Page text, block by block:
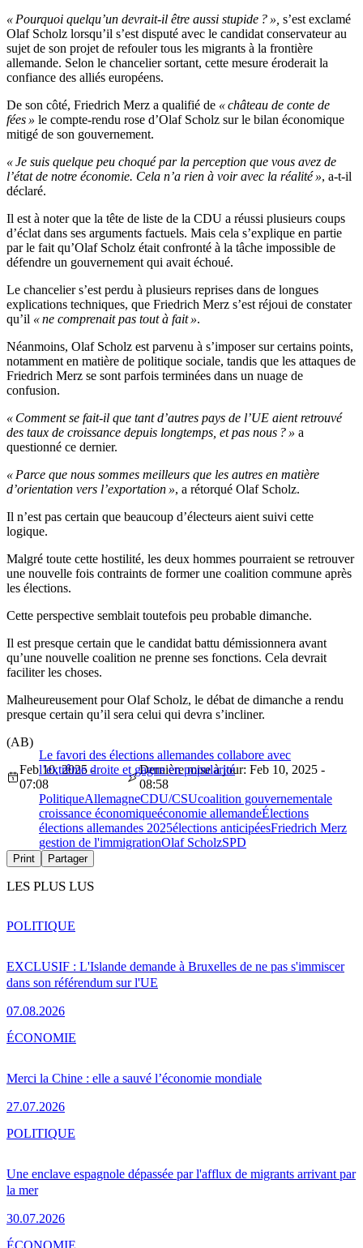
« Pourquoi quelqu’un devrait-il être aussi stupide ? », s’est exclamé
Olaf Scholz lorsqu’il s’est disputé avec le candidat conservateur au
sujet de son projet de refouler tous les migrants à la frontière
allemande. Selon le chancelier sortant, cette mesure éroderait la
confiance des alliés européens.
De son côté, Friedrich Merz a qualifié de « château de conte de
fées » le compte-rendu rose d’Olaf Scholz sur le bilan économique
mitigé de son gouvernement.
« Je suis quelque peu choqué par la perception que vous avez de
l’état de notre économie. Cela n’a rien à voir avec la réalité », a-t-il
déclaré.
Il est à noter que la tête de liste de la CDU a réussi plusieurs coups
d’éclat dans ses arguments factuels. Mais cela s’explique en partie
par le fait qu’Olaf Scholz était confronté à la tâche impossible de
défendre un gouvernement qui avait échoué.
Le chancelier s’est perdu à plusieurs reprises dans de longues
explications techniques, que Friedrich Merz s’est réjoui de constater
qu’il « ne comprenait pas tout à fait ».
Néanmoins, Olaf Scholz est parvenu à s’imposer sur certains points,
notamment en matière de politique sociale, tandis que les attaques de
Friedrich Merz se sont parfois terminées dans un nuage de
confusion.
« Comment se fait-il que tant d’autres pays de l’UE aient retrouvé
des taux de croissance depuis longtemps, et pas nous ? » a
questionné ce dernier.
« Parce que nous sommes meilleurs que les autres en matière
d’orientation vers l’exportation », a rétorqué Olaf Scholz.
Il n’est pas certain que beaucoup d’électeurs aient suivi cette
logique.
Malgré toute cette hostilité, les deux hommes pourraient se retrouver
une nouvelle fois contraints de former une coalition commune après
les élections.
Cette perspective semblait toutefois peu probable dimanche.
Il est presque certain que le candidat battu démissionnera avant
qu’une nouvelle coalition ne prenne ses fonctions. Cela devrait
faciliter les choses.
Malheureusement pour Olaf Scholz, le débat de dimanche a rendu
presque certain qu’il sera celui qui devra s’incliner.
Le favori des élections allemandes collabore avec
l’extrême droite et gagne en popularité
(AB)
Feb 10, 2025 -
07:08
Dernière mise à jour: Feb 10, 2025 -
08:58
PolitiqueAllemagneCDU/CSUcoalition gouvernementale
croissance économiqueéconomie allemandeÉlections
élections allemandes 2025élections anticipéesFriedrich Merz
gestion de l'immigrationOlaf ScholzSPD
Print Partager
LES PLUS LUS
EXCLUSIF : L'Islande demande à Bruxelles de ne pas s'immiscer
dans son référendum sur l'UE
07.08.2026
POLITIQUE
Merci la Chine : elle a sauvé l’économie mondiale
27.07.2026
ÉCONOMIE
Une enclave espagnole dépassée par l'afflux de migrants arrivant par
la mer
30.07.2026
POLITIQUE
ÉCONOMIE